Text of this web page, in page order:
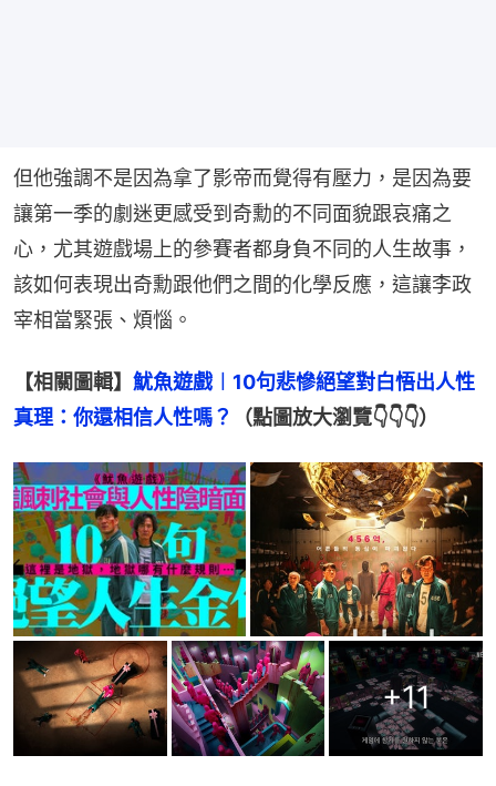
但他強調不是因為拿了影帝而覺得有壓力，是因為要
讓第一季的劇迷更感受到奇勳的不同面貌跟哀痛之
心，尤其遊戲場上的參賽者都身負不同的人生故事，
該如何表現出奇勳跟他們之間的化學反應，這讓李政
宰相當緊張、煩惱。
【相關圖輯】 魷魚遊戲︱10句悲慘絕望對白悟出人性
真理：你還相信人性嗎？
（點圖放大瀏覽👇👇👇）
+11